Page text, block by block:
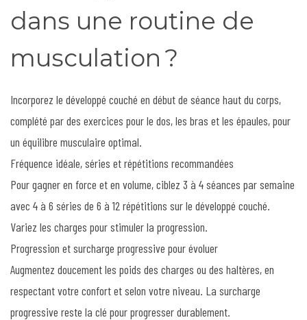
dans une routine de
musculation ?
Incorporez le développé couché en début de séance haut du corps,
complété par des exercices pour le dos, les bras et les épaules, pour
un équilibre musculaire optimal.
Fréquence idéale, séries et répétitions recommandées
Pour gagner en force et en volume, ciblez 3 à 4 séances par semaine
avec 4 à 6 séries de 6 à 12 répétitions sur le développé couché.
Variez les charges pour stimuler la progression.
Progression et surcharge progressive pour évoluer
Augmentez doucement les poids des charges ou des haltères, en
respectant votre confort et selon votre niveau. La surcharge
progressive reste la clé pour progresser durablement.